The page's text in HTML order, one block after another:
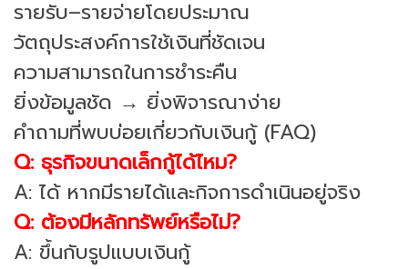
รายรับ–รายจ่ายโดยประมาณ
วัตถุประสงค์การใช้เงินที่ชัดเจน
ความสามารถในการชำระคืน
ยิ่งข้อมูลชัด → ยิ่งพิจารณาง่าย
คำถามที่พบบ่อยเกี่ยวกับเงินกู้ (FAQ)
Q: ธุรกิจขนาดเล็กกู้ได้ไหม?
A: ได้ หากมีรายได้และกิจการดำเนินอยู่จริง
Q: ต้องมีหลักทรัพย์หรือไม่?
A: ขึ้นกับรูปแบบเงินกู้